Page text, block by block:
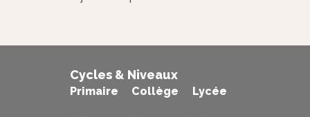
Cycles & Niveaux
Primaire Collège Lycée